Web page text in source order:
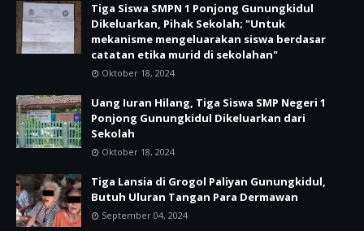
Tiga Siswa SMPN 1 Ponjong Gunungkidul
Dikeluarkan, Pihak Sekolah; "Untuk
mekanisme mengeluarakan siswa berdasar
catatan etika murid di sekolahan"
Oktober 18, 2024
Uang Iuran Hilang, Tiga Siswa SMP Negeri 1
Ponjong Gunungkidul Dikeluarkan dari
Sekolah
Oktober 18, 2024
Tiga Lansia di Grogol Paliyan Gunungkidul,
Butuh Uluran Tangan Para Dermawan
September 04, 2024